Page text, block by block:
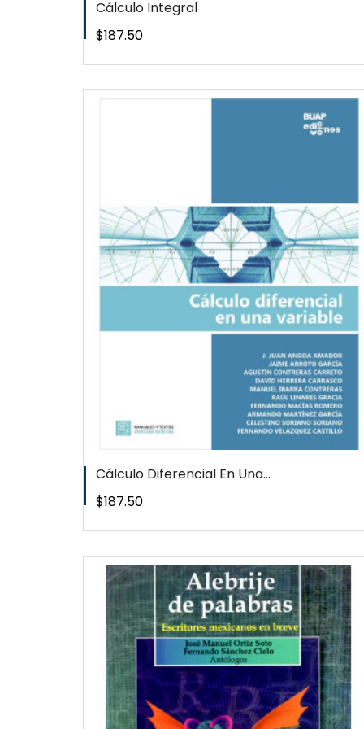
Cálculo Integral
Precio
$187.50
Cálculo Diferencial En Una...
Precio
$187.50
QUICKVIEW
WISHLIST
QUICKVIEW